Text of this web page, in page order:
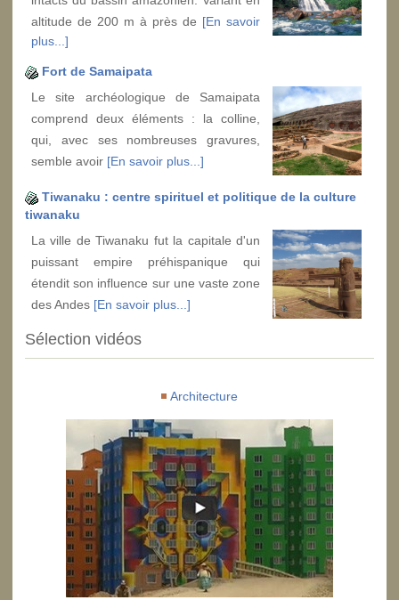
altitude de 200 m à près de [En savoir
plus...]
Fort de Samaipata
Le site archéologique de Samaipata
comprend deux éléments : la colline,
qui, avec ses nombreuses gravures,
semble avoir [En savoir plus...]
Tiwanaku : centre spirituel et politique de la culture
tiwanaku
La ville de Tiwanaku fut la capitale d'un
puissant empire préhispanique qui
étendit son influence sur une vaste zone
des Andes [En savoir plus...]
Sélection vidéos
Architecture